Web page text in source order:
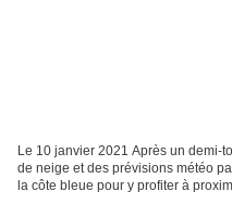
Le 10 janvier 2021 Après un demi-
de neige et des prévisions météo
la côte bleue pour y profiter à